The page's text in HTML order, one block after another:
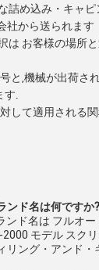
詰め込み・キャピ
社から送られます
は お客様の場所
と,機械が出荷さ
.
して適用される
ンド名は何ですか?
ンド名は フルオ
2000 モデル スク
リング・アンド